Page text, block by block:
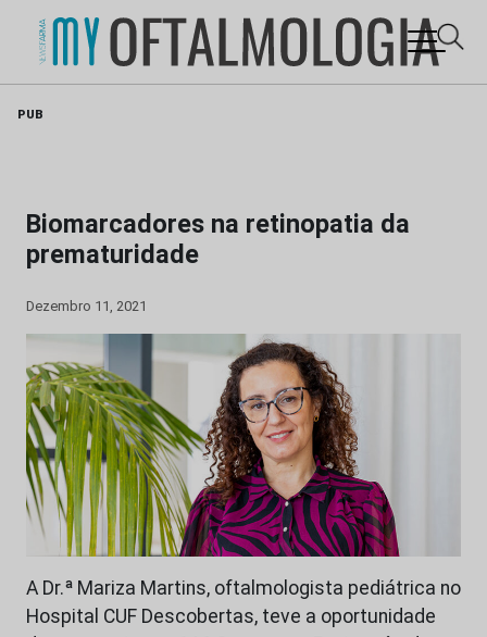
PUB
Biomarcadores na retinopatia da
prematuridade
Dezembro 11, 2021
A Dr.ª Mariza Martins, oftalmologista pediátrica no
Hospital CUF Descobertas, teve a oportunidade